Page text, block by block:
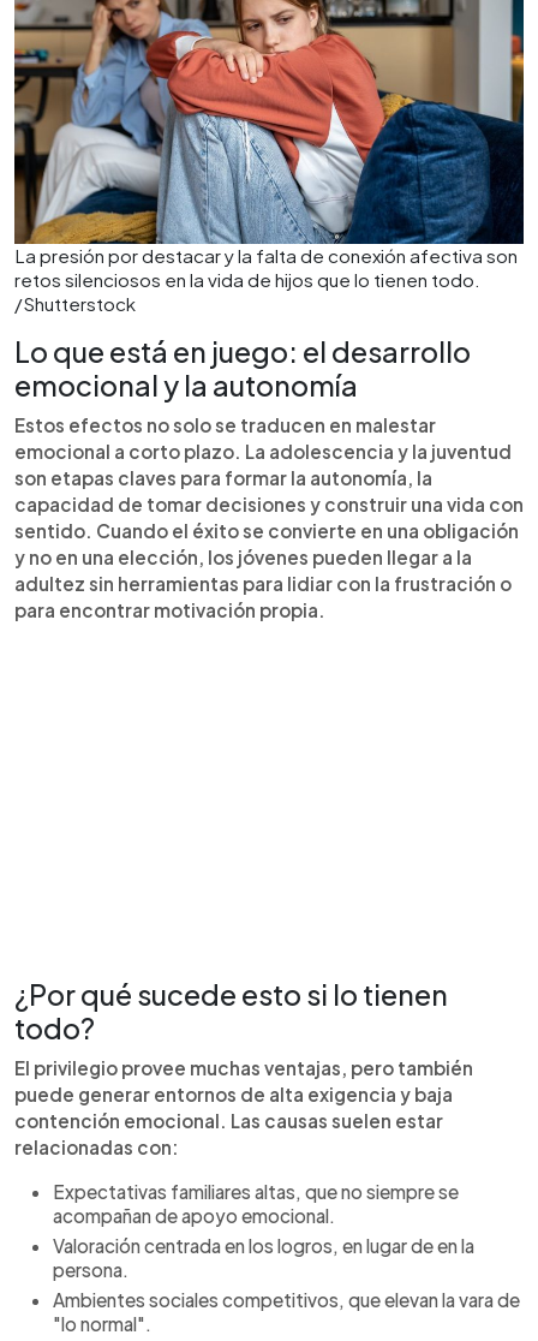
La presión por destacar y la falta de conexión afectiva son
retos silenciosos en la vida de hijos que lo tienen todo.
/Shutterstock
Lo que está en juego: el desarrollo
emocional y la autonomía
Estos efectos no solo se traducen en malestar
emocional a corto plazo. La adolescencia y la juventud
son etapas claves para formar la autonomía, la
capacidad de tomar decisiones y construir una vida con
sentido. Cuando el éxito se convierte en una obligación
y no en una elección, los jóvenes pueden llegar a la
adultez sin herramientas para lidiar con la frustración o
para encontrar motivación propia.
¿Por qué sucede esto si lo tienen
todo?
El privilegio provee muchas ventajas, pero también
puede generar entornos de alta exigencia y baja
contención emocional. Las causas suelen estar
relacionadas con:
Expectativas familiares altas, que no siempre se
acompañan de apoyo emocional.
Valoración centrada en los logros, en lugar de en la
persona.
Ambientes sociales competitivos, que elevan la vara de
"lo normal".